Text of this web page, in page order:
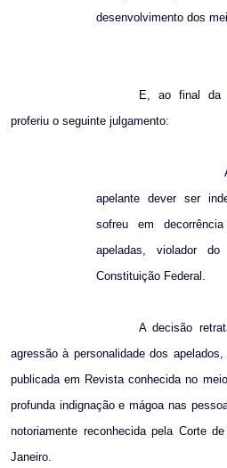
desenvolvimento dos
E, ao final da
proferiu o seguinte julgamento:
apelante dever ser
sofreu em
apeladas, violador
Constituição Federal.
A decisão
agressão à personalidade dos
publicada em Revista conhecida no
profunda indignação e mágoa nas
notoriamente reconhecida pela Corte
Janeiro.